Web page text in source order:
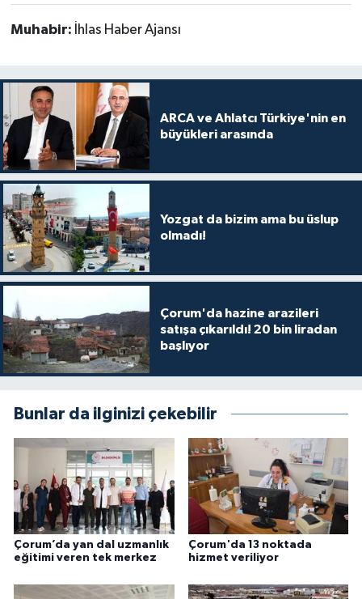
Muhabir: İhlas Haber Ajansı
ARCA ve Ahlatcı Türkiye'nin en
büyükleri arasında
Yozgat da bizim ama bu üslup
olmadı!
Çorum'da hazine arazileri
satışa çıkarıldı! 20 bin liradan
başlıyor
Bunlar da ilginizi çekebilir
Çorum’da yan dal uzmanlık
eğitimi veren tek merkez
Çorum'da 13 noktada
hizmet veriliyor